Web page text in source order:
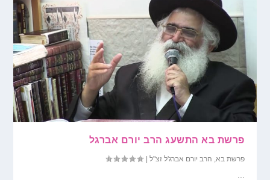
פרשת בא התשעג הרב יורם אברגל
פרשת בא, הרב יורם אברג'ל זצ"ל |